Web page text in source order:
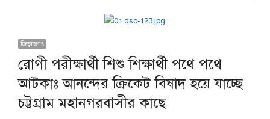
ক্রিড়াজগৎ
রোগী পরীক্ষার্থী শিশু শিক্ষার্থী পথে পথে
আটকাঃ আনন্দের ক্রিকেট বিষাদ হয়ে যাচ্ছে
চট্টগ্রাম মহানগরবাসীর কাছে